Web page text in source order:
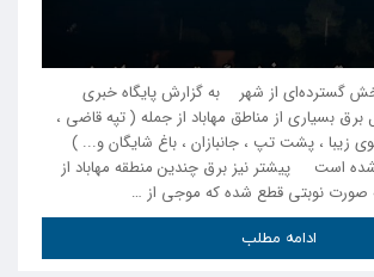
گسترده‌ای از شهر به گزارش پایگاه خبری
قبل برق بسیاری از مناطق مهاباد از جمله ( تپه قاضی ‌،
زیبا ، پشت تپ ، جانبازان ، باغ شایگان و... )
است پیشتر نیز برق چندین منطقه مهاباد از
صورت نوبتی قطع شده که موجی از …
ادامه مطلب